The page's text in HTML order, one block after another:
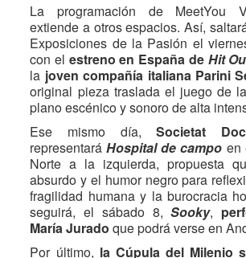
La programación de MeetYou
extiende a otros espacios. Así,
Exposiciones de la Pasión el
con el estreno en España de Hit
la joven compañía italiana Parini
original pieza traslada el juego de
plano escénico y sonoro de alta
Ese mismo día,Societat
representaráHospital de campo en
Norte a la izquierda, propuesta
absurdo y el humor negro para
fragilidad humana y la burocracia
seguirá, el sábado 8,Sooky,
María Jurado que podrá verse en
Por último, la Cúpula del Milenio